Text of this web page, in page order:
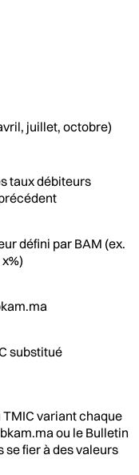
juillet, octobre)
taux débiteurs
défini par BAM (ex.
substitué
TMIC variant chaque
ou le Bulletin
se fier à des valeurs